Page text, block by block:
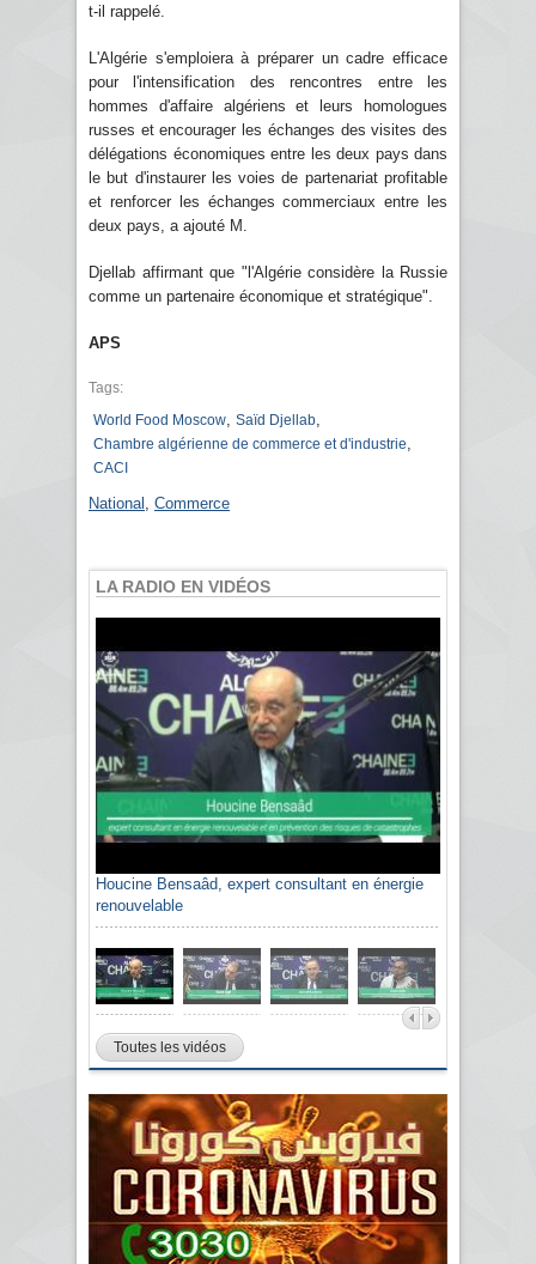
t-il rappelé.
L'Algérie s'emploiera à préparer un cadre efficace
pour l'intensification des rencontres entre les
hommes d'affaire algériens et leurs homologues
russes et encourager les échanges des visites des
délégations économiques entre les deux pays dans
le but d'instaurer les voies de partenariat profitable
et renforcer les échanges commerciaux entre les
deux pays, a ajouté M.
Djellab affirmant que "l'Algérie considère la Russie
comme un partenaire économique et stratégique".
APS
Tags:
World Food Moscow Saïd Djellab
Chambre algérienne de commerce et d'industrie
CACI
National Commerce
LA RADIO EN VIDÉOS
Houcine Bensaâd, expert consultant en énergie
renouvelable
Toutes les vidéos